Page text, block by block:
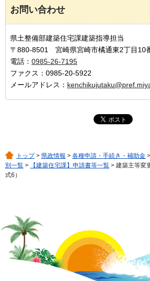
お問い合わせ
県土整備部建築住宅課建築指導担当
〒880-8501 宮崎県宮崎市橘通東2丁目10
電話： 0985-26-7195
ファクス：0985-20-5922
メールアドレス：
トップ> 県政情報 > 各種申請・手続き・補助金 >
別一覧 > 【建築住宅課】申請書等一覧 > 建築主等変
式6）